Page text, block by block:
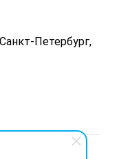
Петербург,